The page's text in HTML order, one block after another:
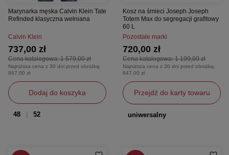
Marynarka męska Calvin Klein Tate
Refinded klasyczna wełniana
Calvin Klein
Cena katalogowa:1 579,00 zł
737,00 zł
Najniższa cena z 30 dni przed obniżką:
867,00 zł
Dodaj do koszyka
48 52
Kosz na śmieci Joseph Joseph
Totem Max do segregacji grafitowy
60 L
Pozostałe marki
Cena katalogowa:1 199,00 zł
720,00 zł
Najniższa cena z 30 dni przed obniżką:
847,00 zł
Przejdź do karty towaru
uniwersalny